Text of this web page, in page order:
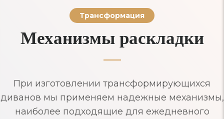
Трансформация
Механизмы раскладки
При изготовлении трансформирующихся
диванов мы применяем надежные механизмы,
наиболее подходящие для ежедневного